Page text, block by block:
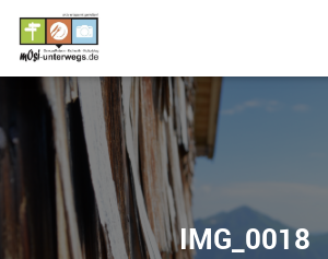
IMG_0018